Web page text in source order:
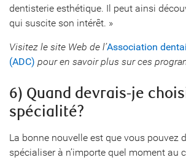
dentisterie esthétique. Il peut ainsi
qui suscite son intérêt. »
Visitez le site Web de l’Association
(ADC) pour en savoir plus sur ces
6) Quand devrais-je
spécialité?
La bonne nouvelle est que vous pouvez
spécialiser à n’importe quel moment au